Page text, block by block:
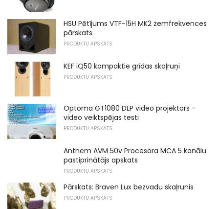
HSU Pētījums VTF-15H MK2 zemfrekvences
pārskats
PRODUKTU APSKATS
KEF iQ50 kompaktie grīdas skaļruņi
PRODUKTU APSKATS
Optoma GT1080 DLP video projektors -
video veiktspējas testi
PRODUKTU APSKATS
Anthem AVM 50v Procesora MCA 5 kanālu
pastiprinātājs apskats
PRODUKTU APSKATS
Pārskats: Braven Lux bezvadu skaļrunis
PRODUKTU APSKATS